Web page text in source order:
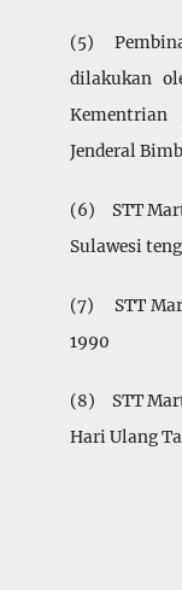
(5)
dilakukan
Jenderal
(6) STT
Sulawesi
(7) STT
1990
(8) STT
Hari Ulang